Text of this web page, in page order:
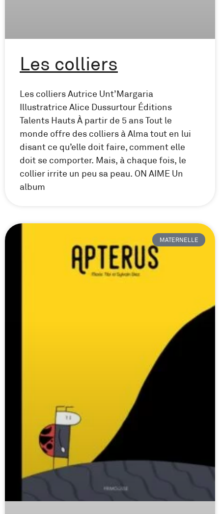
Les colliers
Les colliers Autrice Unt’Margaria
Illustratrice Alice Dussurtour Éditions
Talents Hauts À partir de 5 ans Tout le
monde offre des colliers à Alma tout en lui
disant ce qu’elle doit faire, comment elle
doit se comporter. Mais, à chaque fois, le
collier irrite un peu sa peau. ON AIME Un
album
MATERNELLE